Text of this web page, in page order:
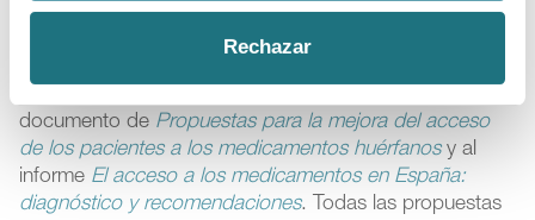
Rechazar
Este documento de propuestas forma parte del
compromiso de la industria farmacéutica
documento de Propuestas para la mejora del acceso
de los pacientes a los medicamentos huérfanosy al
informe El acceso a los medicamentos en España:
diagnóstico y recomendaciones. Todas las propuestas